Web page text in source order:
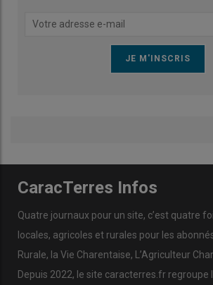
CaracTerres Infos
Quatre journaux pour un site, c’est quatre
locales, agricoles et rurales pour les
Rurale, la Vie Charentaise, L’Agriculteur
Depuis 2022, le site caracterres.fr regroupe